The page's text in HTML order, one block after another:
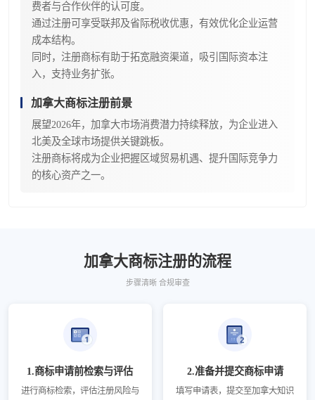
费者与合作伙伴的认可度。
通过注册可享受联邦及省际税收优惠，有效优化企业运营
成本结构。
同时，注册商标有助于拓宽融资渠道，吸引国际资本注
入，支持业务扩张。
加拿大商标注册前景
展望2026年，加拿大市场消费潜力持续释放，为企业进入
北美及全球市场提供关键跳板。
注册商标将成为企业把握区域贸易机遇、提升国际竞争力
的核心资产之一。
加拿大商标注册的流程
步骤清晰 合规审查
1.商标申请前检索与评估
进行商标检索，评估注册风险与
2.准备并提交商标申请
填写申请表，提交至加拿大知识